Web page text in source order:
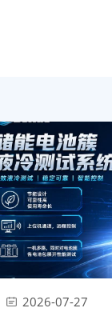
直接关系到测试
2026-07-27